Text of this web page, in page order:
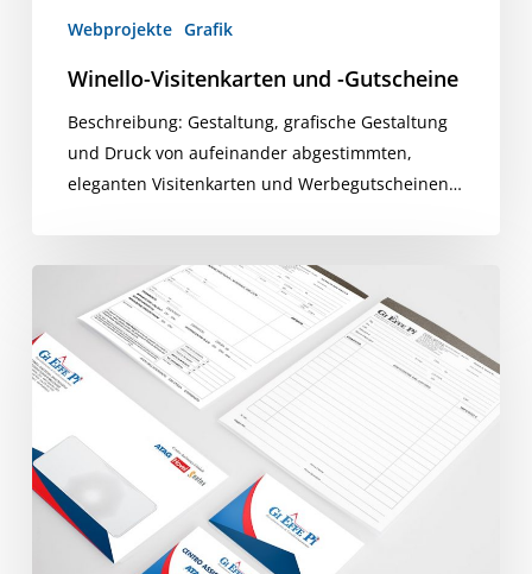
Webprojekte Grafik
Winello-Visitenkarten und -Gutscheine
Beschreibung: Gestaltung, grafische Gestaltung
und Druck von aufeinander abgestimmten,
eleganten Visitenkarten und Werbegutscheinen…
koordiniert
von
Gi